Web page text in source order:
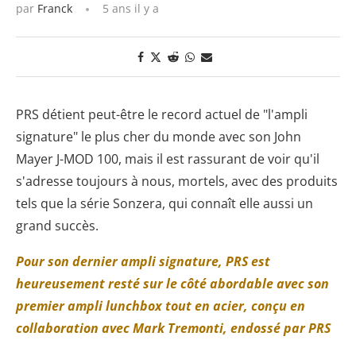
par Franck 5 ans il y a
PRS détient peut-être le record actuel de "l'ampli
signature" le plus cher du monde avec son John
Mayer J-MOD 100, mais il est rassurant de voir qu'il
s'adresse toujours à nous, mortels, avec des produits
tels que la série Sonzera, qui connaît elle aussi un
grand succès.
Pour son dernier ampli signature, PRS est
heureusement resté sur le côté abordable avec son
premier ampli lunchbox tout en acier, conçu en
collaboration avec Mark Tremonti, endossé par PRS